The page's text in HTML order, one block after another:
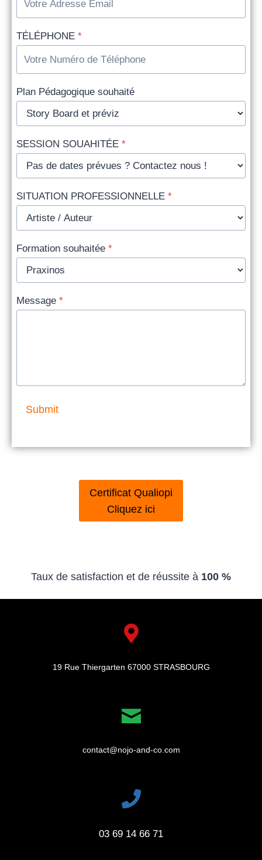
TÉLÉPHONE *
Plan Pédagogique souhaité
SESSION SOUAHITÉE *
SITUATION PROFESSIONNELLE *
Formation souhaitée *
Message *
Submit
Certificat Qualiopi
Cliquez ici
Taux de satisfaction et de réussite à 100 %
19 Rue Thiergarten 67000 STRASBOURG
contact@nojo-and-co.com
03 69 14 66 71